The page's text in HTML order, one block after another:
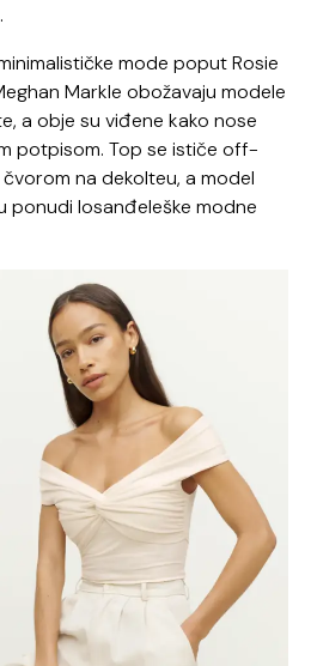
mode poput Rosie
Markle obožavaju modele
a obje su viđene kako nose
potpisom. Top se ističe off-
na dekolteu, a model
ponudi losanđeleške modne